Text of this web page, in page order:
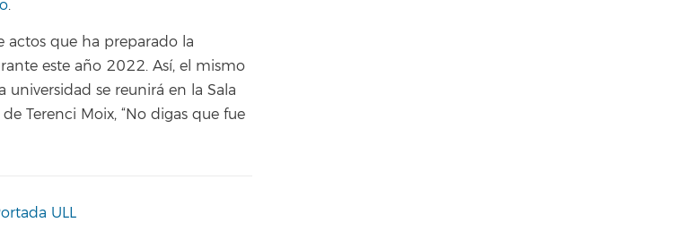
.
actos que ha preparado la
este año 2022. Así, el mismo
se reunirá en la Sala
Terenci Moix, “No digas que fue
ULL